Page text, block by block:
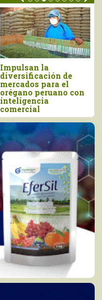
Tres pilares para
impulsar la
competitividad del
agro peruano